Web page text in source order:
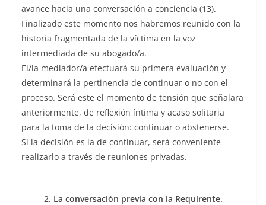
avance hacia una conversación a conciencia (13).
Finalizado este momento nos habremos reunido con la
historia fragmentada de la víctima en la voz
intermediada de su abogado/a.
El/la mediador/a efectuará su primera evaluación y
determinará la pertinencia de continuar o no con el
proceso. Será este el momento de tensión que señalara
anteriormente, de reflexión íntima y acaso solitaria
para la toma de la decisión: continuar o abstenerse.
Si la decisión es la de continuar, será conveniente
realizarlo a través de reuniones privadas.
2. La conversación previa con la Requirente.